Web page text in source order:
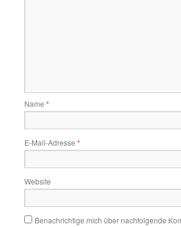
Name *
E-Mail-Adresse *
Website
Benachrichtige mich über nachfolgende